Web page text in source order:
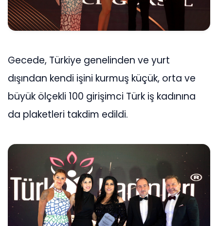
Gecede, Türkiye genelinden ve yurt
dışından kendi işini kurmuş küçük, orta ve
büyük ölçekli 100 girişimci Türk iş kadınına
da plaketleri takdim edildi.